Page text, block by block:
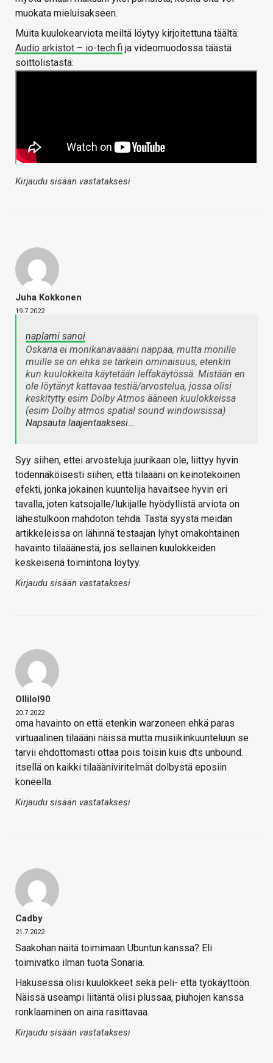
muokata mieluisakseen.
Muita kuulokearviota meiltä löytyy kirjoitettuna täältä:
Audio arkistot – io-tech.fi ja videomuodossa täästä
soittolistasta:
Kirjaudu sisään vastataksesi
Juha Kokkonen
19.7.2022
naplami sanoi
Oskaria ei monikanavaääni nappaa, mutta monille
muille se on ehkä se tärkein ominaisuus, etenkin
kun kuulokkeita käytetään leffakäytössä. Mistään en
ole löytänyt kattavaa testiä/arvostelua, jossa olisi
keskitytty esim Dolby Atmos ääneen kuulokkeissa
(esim Dolby atmos spatial sound windowsissa)
Napsauta laajentaaksesi…
Syy siihen, ettei arvosteluja juurikaan ole, liittyy hyvin
todennäköisesti siihen, että tilaääni on keinotekoinen
efekti, jonka jokainen kuuntelija havaitsee hyvin eri
tavalla, joten katsojalle/lukijalle hyödyllistä arviota on
lähestulkoon mahdoton tehdä. Tästä syystä meidän
artikkeleissa on lähinnä testaajan lyhyt omakohtainen
havainto tilaäänestä, jos sellainen kuulokkeiden
keskeisenä toimintona löytyy.
Kirjaudu sisään vastataksesi
Ollilol90
20.7.2022
oma havainto on että etenkin warzoneen ehkä paras
virtuaalinen tilaääni näissä mutta musiikinkuunteluun se
tarvii ehdottomasti ottaa pois toisin kuis dts unbound.
itsellä on kaikki tilaääniviritelmät dolbystä eposiin
koneella.
Kirjaudu sisään vastataksesi
Cadby
21.7.2022
Saakohan näitä toimimaan Ubuntun kanssa? Eli
toimivatko ilman tuota Sonaria.
Hakusessa olisi kuulokkeet sekä peli- että työkäyttöön.
Näissä useampi liitäntä olisi plussaa, piuhojen kanssa
ronklaaminen on aina rasittavaa.
Kirjaudu sisään vastataksesi